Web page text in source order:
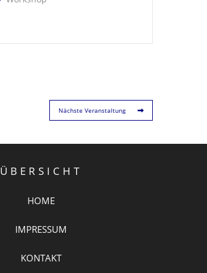
Nächste Veranstaltung
ÜBERSICHT
HOME
IMPRESSUM
KONTAKT